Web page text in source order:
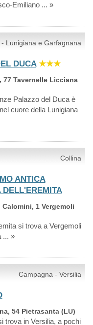
Emiliano ... »
Lunigiana e Garfagnana
DUCA ★★★
77 Tavernelle Licciana
Palazzo del Duca è
cuore della Lunigiana
Collina
ANTICA
DELL'EREMITA
1 Vergemoli
si trova a Vergemoli
... »
Campagna - Versilia
54 Pietrasanta (LU)
trova in Versilia, a pochi